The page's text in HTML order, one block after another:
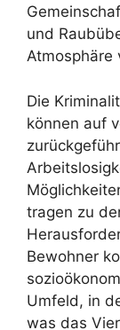
und
Atmosphäre
Die
können auf
tragen zu
Bewohner
Umfeld, in
was das